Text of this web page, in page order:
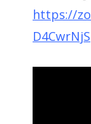
https://
D4CwrNjS